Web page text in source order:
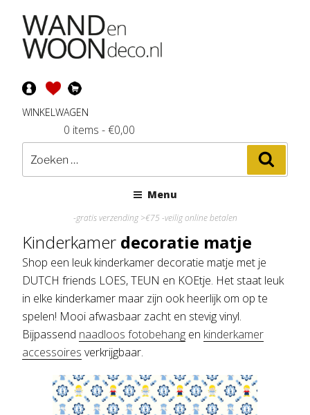
inhoud
WINKELWAGEN
-€0,00
0 items
Zoeken
naar:
Menu
-gratis verzending >€75 -veilig online betalen
Kinderkamer decoratie matje
Shop een leuk kinderkamer decoratie matje met je
DUTCH friends LOES, TEUN en KOEtje. Het staat leuk
in elke kinderkamer maar zijn ook heerlijk om op te
spelen! Mooi afwasbaar zacht en stevig vinyl.
Bijpassend naadloos fotobehang en kinderkamer
accessoires verkrijgbaar.